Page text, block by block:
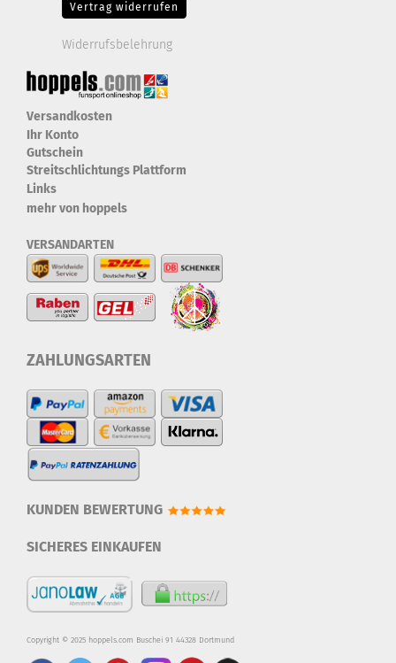
Vertrag widerrufen
Widerrufsbelehrung
Versandkosten
Ihr Konto
Gutschein
Streitschlichtungs Plattform
Links
mehr von hoppels
VERSANDARTEN
ZAHLUNGSARTEN
KUNDEN BEWERTUNG
SICHERES EINKAUFEN
Copyright © 2025 hoppels.com Buschei 91 44328 Dortmund